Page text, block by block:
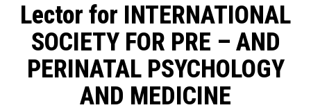
Lector for INTERNATIONAL
SOCIETY FOR PRE – AND
PERINATAL PSYCHOLOGY
AND MEDICINE